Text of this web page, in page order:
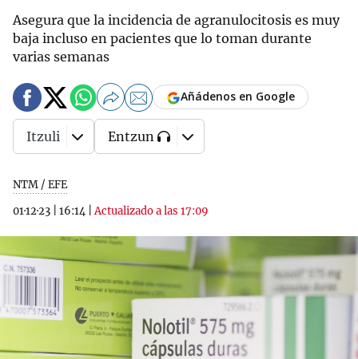
Asegura que la incidencia de agranulocitosis es muy
baja incluso en pacientes que lo toman durante
varias semanas
NTM / EFE
01·12·23
16:14 |Actualizado a las 17:09
Añádenos en Google
Itzuli Entzun